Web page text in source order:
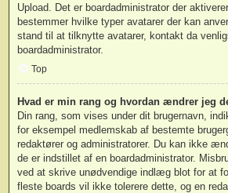
Upload. Det er boardadministrator der
bestemmer hvilke typer avatarer der kan
stand til at tilknytte avatarer, kontakt da
boardadministrator.
Top
Hvad er min rang og hvordan ændrer jeg
Din rang, som vises under dit brugernavn,
for eksempel medlemskab af bestemte
redaktører og administratorer. Du kan ikke
de er indstillet af en boardadministrator.
ved at skrive unødvendige indlæg blot for at
fleste boards vil ikke tolerere dette, og en